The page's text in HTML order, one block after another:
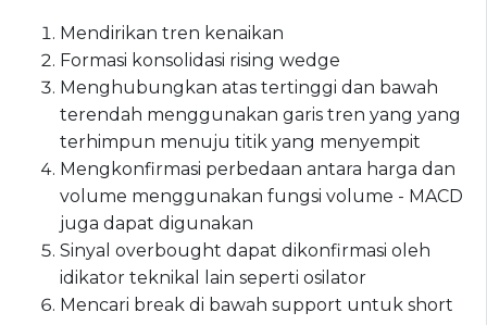
Mendirikan tren kenaikan
Formasi konsolidasi rising wedge
Menghubungkan atas tertinggi dan bawah
terendah menggunakan garis tren yang yang
terhimpun menuju titik yang menyempit
Mengkonfirmasi perbedaan antara harga dan
volume menggunakan fungsi volume - MACD
juga dapat digunakan
Sinyal overbought dapat dikonfirmasi oleh
idikator teknikal lain seperti osilator
Mencari break di bawah support untuk short